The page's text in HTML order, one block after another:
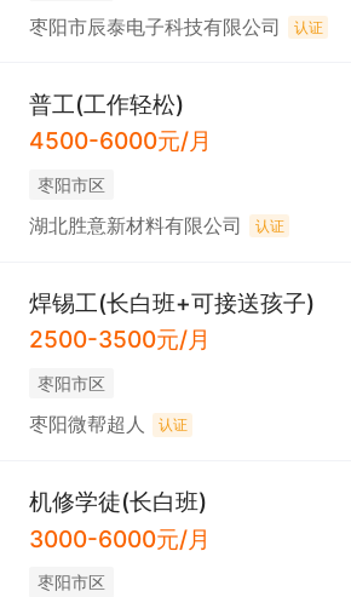
枣阳市辰泰电子科技有限公司 认证
普工(工作轻松)
4500-6000元/月
枣阳市区
湖北胜意新材料有限公司 认证
焊锡工(长白班+可接送孩子)
2500-3500元/月
枣阳市区
枣阳微帮超人 认证
机修学徒(长白班)
3000-6000元/月
枣阳市区